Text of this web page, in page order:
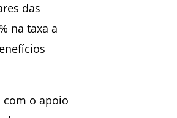
das
na taxa a
com o apoio